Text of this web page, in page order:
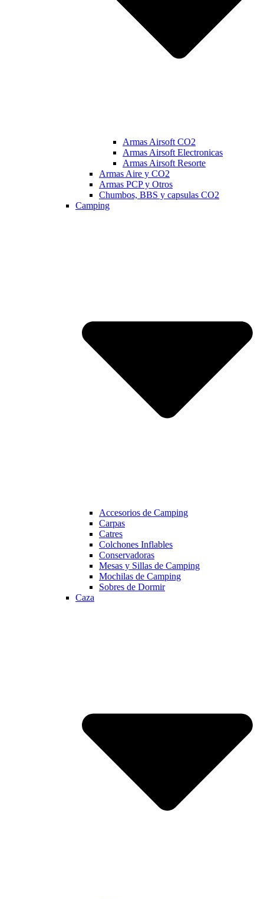
Armas Airsoft CO2
Armas Airsoft Electronicas
Armas Airsoft Resorte
Armas Aire y CO2
Armas PCP y Otros
Chumbos, BBS y capsulas CO2
Camping
Accesorios de Camping
Carpas
Catres
Colchones Inflables
Conservadoras
Mesas y Sillas de Camping
Mochilas de Camping
Sobres de Dormir
Caza